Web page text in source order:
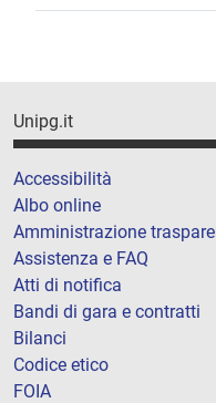
Unipg.it
Accessibilità
Albo online
Amministrazione
Assistenza e FAQ
Atti di notifica
Bandi di gara e contratti
Bilanci
Codice etico
FOIA